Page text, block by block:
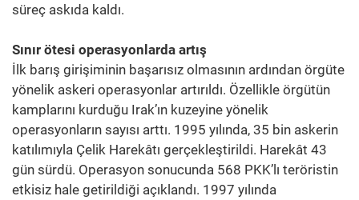
süreç askıda kaldı.
Sınır ötesi operasyonlarda artış
İlk barış girişiminin başarısız olmasının ardından örgüte
yönelik askeri operasyonlar artırıldı. Özellikle örgütün
kamplarını kurduğu Irak’ın kuzeyine yönelik
operasyonların sayısı arttı. 1995 yılında, 35 bin askerin
katılımıyla Çelik Harekâtı gerçekleştirildi. Harekât 43
gün sürdü. Operasyon sonucunda 568 PKK’lı teröristin
etkisiz hale getirildiği açıklandı. 1997 yılında